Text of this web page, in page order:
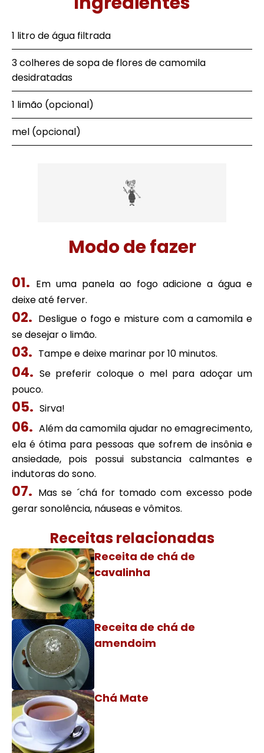
1 litro de água filtrada
3 colheres de sopa de flores de camomila
desidratadas
1 limão (opcional)
mel (opcional)
Modo de fazer
Em uma panela ao fogo adicione a água e
deixe até ferver.
Desligue o fogo e misture com a camomila e
se desejar o limão.
Tampe e deixe marinar por 10 minutos.
Se preferir coloque o mel para adoçar um
pouco.
Sirva!
Além da camomila ajudar no emagrecimento,
ela é ótima para pessoas que sofrem de insônia e
ansiedade, pois possui substancia calmantes e
indutoras do sono.
Mas se ´chá for tomado com excesso pode
gerar sonolência, náuseas e vômitos.
Receitas relacionadas
Receita de chá de
cavalinha
Receita de chá de
amendoim
Chá Mate